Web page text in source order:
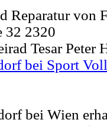
Reparatur von
32 2320
Tesar Peter
bei Sport
bei Wien